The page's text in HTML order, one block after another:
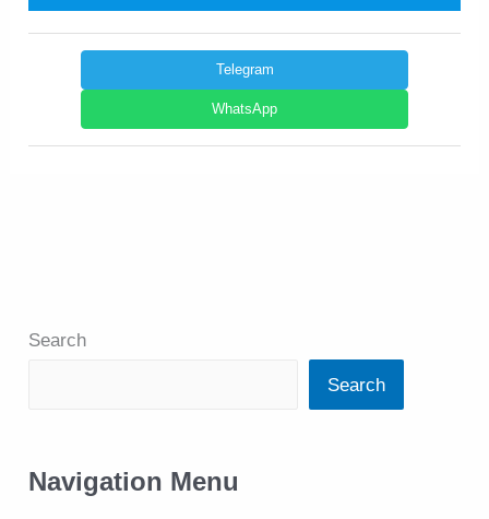
Telegram
WhatsApp
Search
Search
Navigation Menu